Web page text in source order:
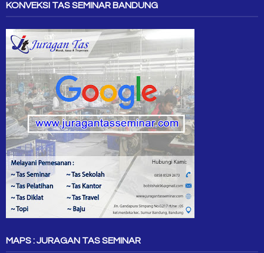
KONVEKSI TAS SEMINAR BANDUNG
MAPS : JURAGAN TAS SEMINAR